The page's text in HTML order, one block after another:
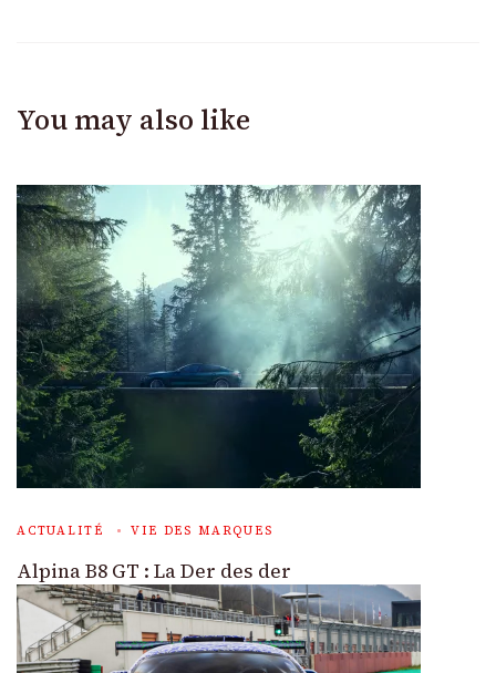
You may also like
ACTUALITÉ VIE DES MARQUES
Alpina B8 GT : La Der des der